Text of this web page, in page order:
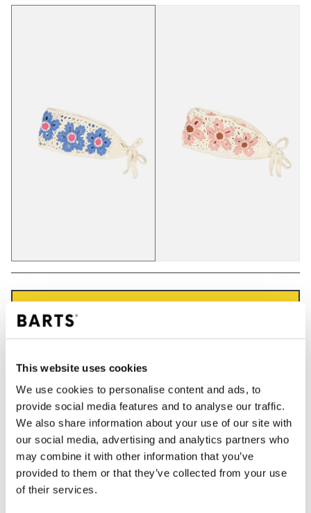
This website uses cookies
We use cookies to personalise content and ads, to
provide social media features and to analyse our traffic.
We also share information about your use of our site with
our social media, advertising and analytics partners who
may combine it with other information that you’ve
provided to them or that they’ve collected from your use
of their services.
Bestellungen, die vor 12 Uhr MEZ (Montag bis
Freitag) bei uns eingehen, werden noch am selben
Tag versandt
Kostenlose Lieferung für Bestellungen über 50€
innerhalb Deutschland
30 Tage Rückgaberecht
BESCHREIBUNG